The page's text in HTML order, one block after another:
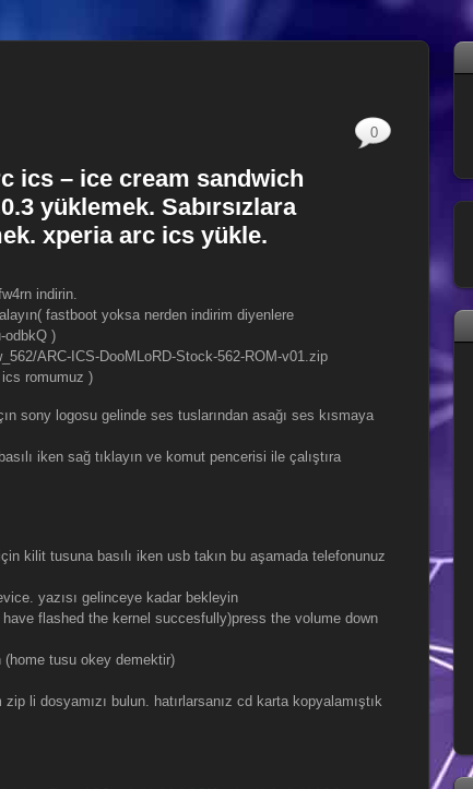
ics – ice cream sandwich
yüklemek. Sabırsızlara
xperia arc ics yükle.
indirin.
fastboot yoksa nerden indirim diyenlere
odbkQ )
ARC-ICS-DooMLoRD-Stock-562-ROM-v01.zip
romumuz )
sony logosu gelinde ses tuslarından asağı ses kısmaya
iken sağ tıklayın ve komut pencerisi ile çalıştıra
kilit tusuna basılı iken usb takın bu aşamada telefonunuz
yazısı gelinceye kadar bekleyin
flashed the kernel succesfully)press the volume down
tusu okey demektir)
li dosyamızı bulun. hatırlarsanız cd karta kopyalamıştık
0